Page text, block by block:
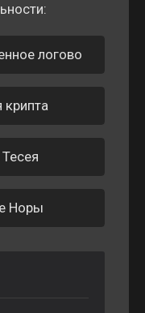
логово
Норы